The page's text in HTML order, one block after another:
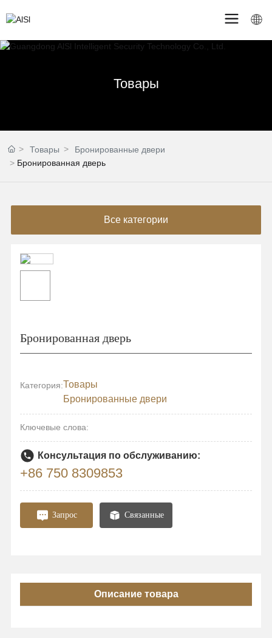
Товары
Товары
Бронированные двери
Бронированная дверь
Все категории
Бронированная дверь
Категория:Товары
Бронированные двери
Ключевые слова:
Консультация по обслуживанию:
+86 750 8309853
Запрос Связанные
Описание товара